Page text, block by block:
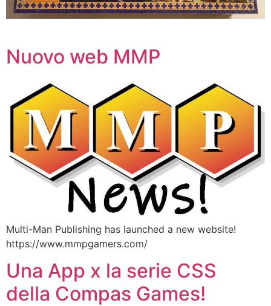
Nuovo web MMP
Multi-Man Publishing has launched a new website!
https://www.mmpgamers.com/
Una App x la serie CSS
della Compas Games!